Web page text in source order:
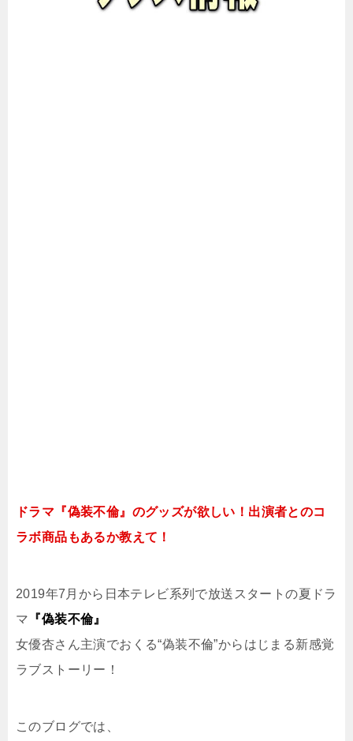
ドラマ『偽装不倫』のグッズが欲しい！出演者とのコ
ラボ商品もあるか教えて！
2019年7月から日本テレビ系列で放送スタートの夏ドラ
マ 『偽装不倫』
女優杏さん主演でおくる“偽装不倫”からはじまる新感覚
ラブストーリー！
このブログでは、